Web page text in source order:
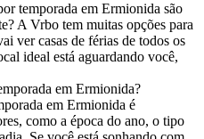
temporada em Ermionida são
A Vrbo tem muitas opções para
ver casas de férias de todos os
ideal está aguardando você,
em Ermionida?
em Ermionida é
como a época do ano, o tipo